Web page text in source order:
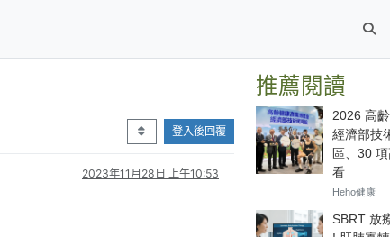
登入後回覆
2023年11月28日 上午10:53
推薦閱讀